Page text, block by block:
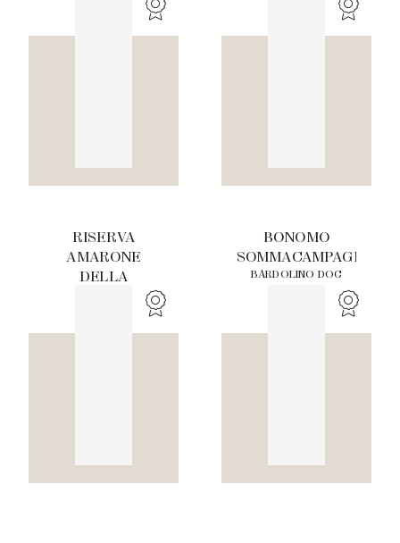
TENUTA LENA DI
RISERVA
AMARONE
DELLA
VALPOLICELLA
BONOMO
SOMMACAMPAGNA
BARDOLINO DOC